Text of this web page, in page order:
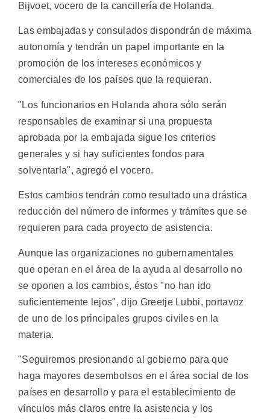
Bijvoet, vocero de la cancillería de Holanda.
Las embajadas y consulados dispondrán de máxima
autonomía y tendrán un papel importante en la
promoción de los intereses económicos y
comerciales de los países que la requieran.
"Los funcionarios en Holanda ahora sólo serán
responsables de examinar si una propuesta
aprobada por la embajada sigue los criterios
generales y si hay suficientes fondos para
solventarla", agregó el vocero.
Estos cambios tendrán como resultado una drástica
reducción del número de informes y trámites que se
requieren para cada proyecto de asistencia.
Aunque las organizaciones no gubernamentales
que operan en el área de la ayuda al desarrollo no
se oponen a los cambios, éstos "no han ido
suficientemente lejos", dijo Greetje Lubbi, portavoz
de uno de los principales grupos civiles en la
materia.
"Seguiremos presionando al gobierno para que
haga mayores desembolsos en el área social de los
países en desarrollo y para el establecimiento de
vínculos más claros entre la asistencia y los